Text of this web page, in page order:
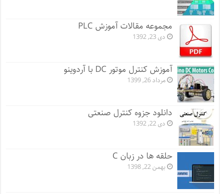
مجموعه مقالات آموزش PLC
دی 23, 1392
آموزش کنترل موتور DC با آردوینو
مرداد 26, 1399
دانلود جزوه کنترل صنعتی
دی 22, 1392
حلقه ها در زبان C
بهمن 22, 1398